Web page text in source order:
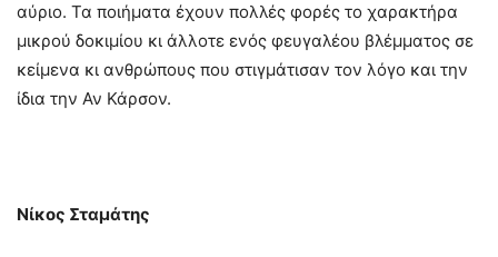
αύριο. Τα ποιήματα έχουν πολλές φορές το χαρακτήρα
μικρού δοκιμίου κι άλλοτε ενός φευγαλέου βλέμματος σε
κείμενα κι ανθρώπους που στιγμάτισαν τον λόγο και την
ίδια την Αν Κάρσον.
Νίκος Σταμάτης